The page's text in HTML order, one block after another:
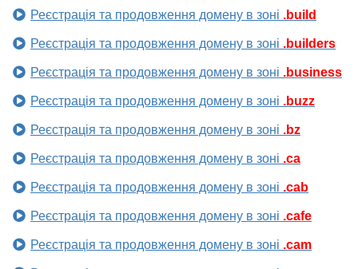
Реєстрація та продовження домену в зоні .build
Реєстрація та продовження домену в зоні .builders
Реєстрація та продовження домену в зоні .business
Реєстрація та продовження домену в зоні .buzz
Реєстрація та продовження домену в зоні .bz
Реєстрація та продовження домену в зоні .ca
Реєстрація та продовження домену в зоні .cab
Реєстрація та продовження домену в зоні .cafe
Реєстрація та продовження домену в зоні .cam